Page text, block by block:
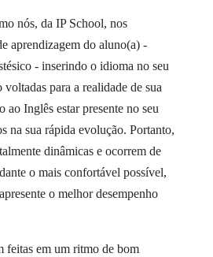
nós, da IP School, nos
aprendizagem do aluno(a) -
- inserindo o idioma no seu
voltadas para a realidade de sua
ao Inglês estar presente no seu
na sua rápida evolução. Portanto,
dinâmicas e ocorrem de
o mais confortável possível,
o melhor desempenho
feitas em um ritmo de bom